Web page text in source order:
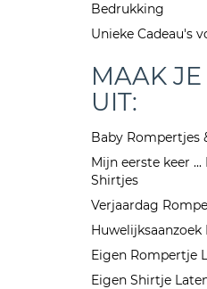
Bedrukking
Unieke Cadeau's
MAAK
UIT:
Baby Rompertjes
Mijn eerste keer
Shirtjes
Verjaardag
Eigen Rompertje
Eigen Shirtje